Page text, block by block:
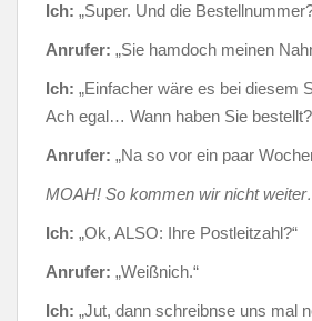
Ich: „Super. Und die
Anrufer: „Sie hamdoch meinen
Ich: „Einfacher wäre es bei diesem
Ach egal… Wann haben Sie
Anrufer: „Na so vor ein paar
MOAH! So kommen wir nicht
Ich: „Ok, ALSO: Ihre Postleitzahl?“
Anrufer: „Weißnich.“
Ich: „Jut, dann schreibnse uns mal